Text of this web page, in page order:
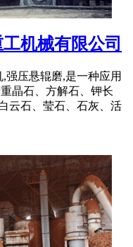
机械有限公司
强压悬辊磨,是一种应用
晶石、方解石、钾长
云石、莹石、石灰、活